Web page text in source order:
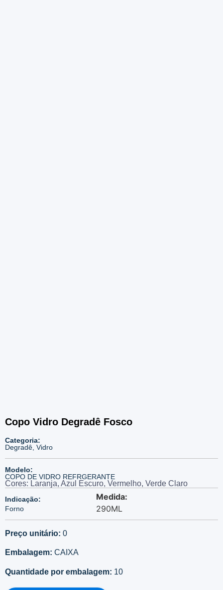
Copo Vidro Degradê Fosco
Categoria:
Degradê Vidro
Modelo:
COPO DE VIDRO REFRGERANTE
Indicação:
Forno
Medida:
290ML
Cores: Laranja, Azul Escuro, Vermelho, Verde Claro
Preço unitário: 0
Embalagem: CAIXA
Quantidade por embalagem: 10